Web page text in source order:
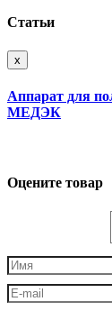
Статьи
x
Аппарат для
МЕДЭК
Оцените товар